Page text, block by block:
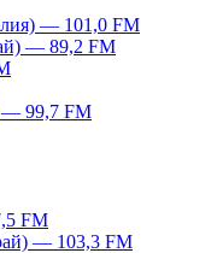
— 101,0 FM
— 89,2 FM
— 99,7 FM
FM
— 103,3 FM